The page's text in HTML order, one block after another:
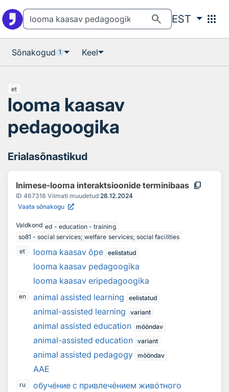
search EST apps
Sõnakogud 1 Keel
et
looma kaasav
pedagoogika
Erialasõnastikud
Inimese-looma interaktsioonide terminibaas content_copy
ID 467318 Viimati muudetud 28.12.2024
Vaata sõnakogu
Valdkond ed - education - training
so81 - social services; welfare services; social facilities
et
looma kaasav õpe eelistatud
looma kaasav pedagoogika
looma kaasav eripedagoogika
en animal assisted learning eelistatud
animal-assisted learning variant
animal assisted education mööndav
animal-assisted education variant
animal assisted pedagogy mööndav
AAE
ru обучение с привлечением животного